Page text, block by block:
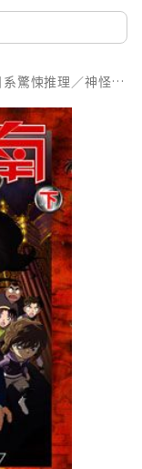
日系驚悚推理／神怪靈異